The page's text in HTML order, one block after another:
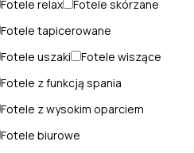
Fotele relax
Fotele skórzane
Fotele tapicerowane
Fotele uszaki
Fotele wiszące
Fotele z funkcją spania
Fotele z wysokim oparciem
Fotele biurowe